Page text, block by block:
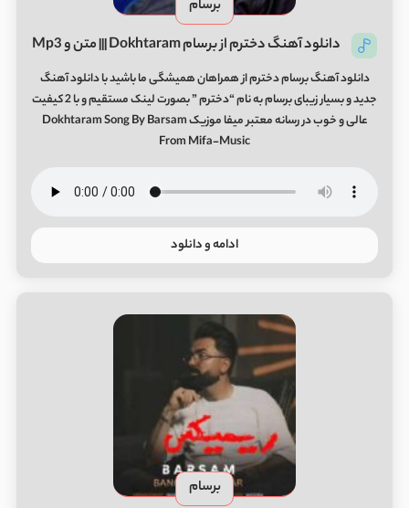
برسام
دانلود آهنگ دخترم از برسام Dokhtaram ||| متن و Mp3
دانلود آهنگ برسام دخترم از همراهان همیشگی ما باشید با دانلود آهنگ
جدید و بسیار زیبای برسام به نام “دخترم ” بصورت لینک مستقیم و با 2 کیفیت
عالی و خوب در رسانه معتبر میفا موزیک Dokhtaram Song By Barsam
From Mifa-Music
ادامه و دانلود
برسام